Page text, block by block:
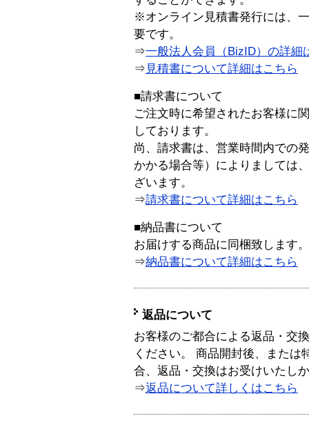
※オンライン見積書発行には、
要です。
⇒一般法人会員（BizID）の詳細
⇒ 見積書について詳細はこちら
■請求書について
ご注文時に希望されたお客様に
しております。
尚、請求書は、営業時間内での
かかる場合等）によりましては
ざいます。
⇒請求書について詳細はこちら
■納品書について
お届けする商品に同梱致します。
⇒納品書について詳細はこちら
返品について
お客様のご都合による返品・交
ください。 商品開封後、または
合、返品・交換はお受けいたし
⇒返品について詳しくはこちら